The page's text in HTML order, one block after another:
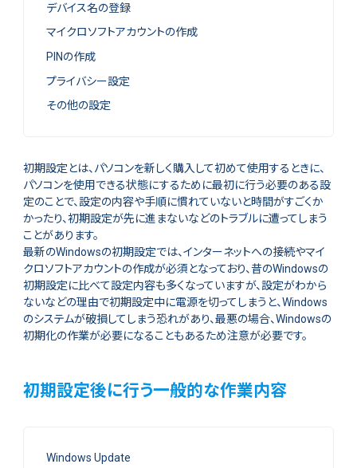
デバイス名の登録
マイクロソフトアカウントの作成
PINの作成
プライバシー設定
その他の設定
初期設定とは、パソコンを新しく購入して初めて使用するときに、
パソコンを使用できる状態にするために最初に行う必要のある設
定のことで、設定の内容や手順に慣れていないと時間がすごくか
かったり、初期設定が先に進まないなどのトラブルに遭ってしまう
ことがあります。
最新のWindowsの初期設定では、インターネットへの接続やマイ
クロソフトアカウントの作成が必須となっており、昔のWindowsの
初期設定に比べて設定内容も多くなっていますが、設定がわから
ないなどの理由で初期設定中に電源を切ってしまうと、Windows
のシステムが破損してしまう恐れがあり、最悪の場合、Windowsの
初期化の作業が必要になることもあるため注意が必要です。
初期設定後に行う一般的な作業内容
Windows Update